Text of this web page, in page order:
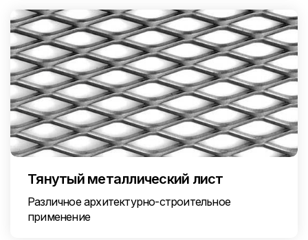
Тянутый металлический лист
Различное архитектурно-строительное
применение